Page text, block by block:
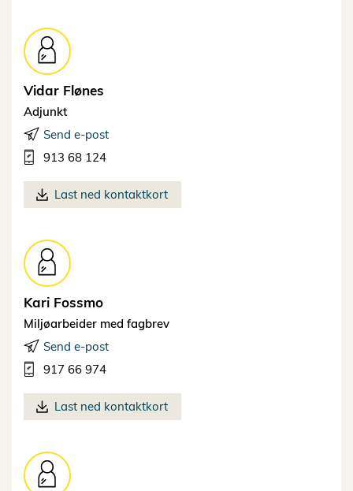
Vidar Flønes
Adjunkt
Send e-post
913 68 124
Last ned kontaktkort
Kari Fossmo
Miljøarbeider med fagbrev
Send e-post
917 66 974
Last ned kontaktkort